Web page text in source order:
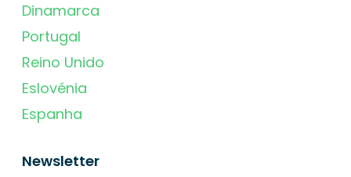
Dinamarca
Portugal
Reino Unido
Eslovénia
Espanha
Newsletter